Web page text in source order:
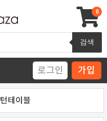
검색
0
로그인 가입
턴테이블